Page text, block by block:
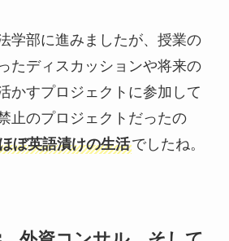
学部に進みましたが、授業の
たディスカッションや将来の
かすプロジェクトに参加して
止のプロジェクトだったの
ぼ英語漬けの生活でしたね。